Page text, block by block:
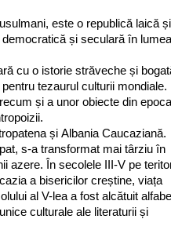
este o republică laică și
și seculară în lumea
cu o istorie străveche și
tezaurul culturii mondiale.
și a unor obiecte din epoca
și Albania Caucaziană.
s-a transformat mai târziu în
azere. În secolele III-V pe
a bisericilor creștine, viața
al V-lea a fost alcătuit
culturale ale literaturii și